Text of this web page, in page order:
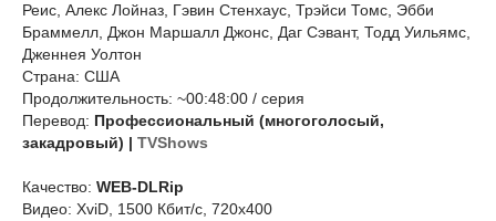
Реис, Алекс Лойназ, Гэвин Стенхаус, Трэйси Томс, Эбби
Браммелл, Джон Маршалл Джонс, Даг Сэвант, Тодд Уильямс,
Дженнея Уолтон
Страна: США
Продолжительность: ~00:48:00 / серия
Перевод: Профессиональный (многоголосый,
закадровый) | TVShows
Качество: WEB-DLRip
Видео: XviD, 1500 Кбит/с, 720x400